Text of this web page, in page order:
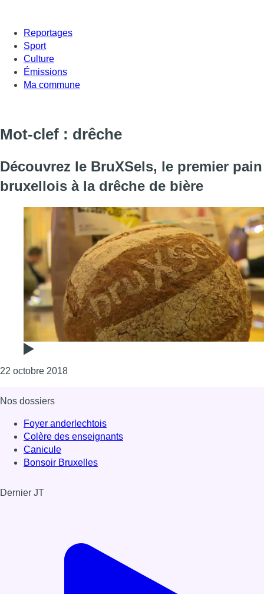
Reportages
Sport
Culture
Émissions
Ma commune
Mot-clef : drêche
Découvrez le BruXSels, le premier pain
bruxellois à la drêche de bière
22 octobre 2018Consulter l'article "Découvrez le BruXSels, le
Nos dossiers
Foyer anderlechtois
Colère des enseignants
Canicule
Bonsoir Bruxelles
Dernier JT